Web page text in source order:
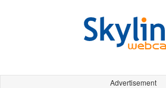
Advertisement